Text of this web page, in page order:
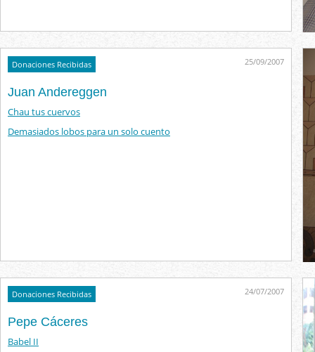
Donaciones Recibidas 25/09/2007
Juan Andereggen
Chau tus cuervos
Demasiados lobos para un solo cuento
Donaciones Recibidas 24/07/2007
Pepe Cáceres
Babel II